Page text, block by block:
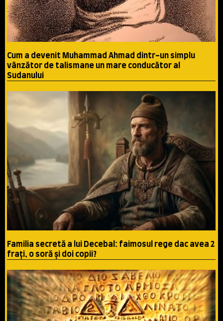
Cum a devenit Muhammad Ahmad dintr-un simplu
vânzător de talismane un mare conducător al
Sudanului
Familia secretă a lui Decebal: faimosul rege dac avea 2
fraţi, o soră şi doi copii?